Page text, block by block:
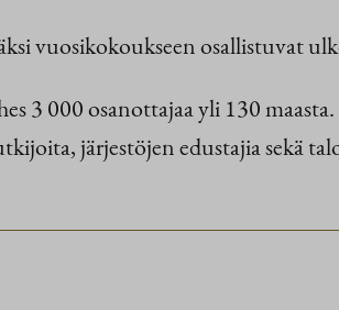
vuosikokoukseen osallistuvat
3 000 osanottajaa yli 130
järjestöjen edustajia sekä